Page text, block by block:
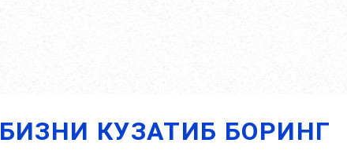
БИЗНИ КУЗАТИБ БОРИНГ